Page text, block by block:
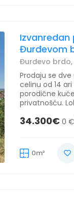
Izvanredan
Đurđevom
Đurđevo
Prodaju se
celinu od 14
porodične
privatnošću.
34.300€ 0
0m²